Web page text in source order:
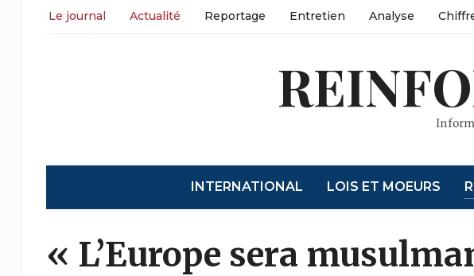
Le journal Actualité Reportage Entretien Analyse
INTERNATIONAL LOIS ET MOEURS
« L’Europe sera